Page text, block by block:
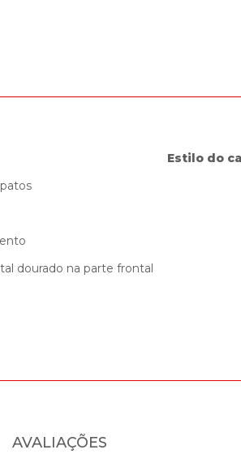
dourado na parte frontal
Estilo do
AVALIAÇÕES